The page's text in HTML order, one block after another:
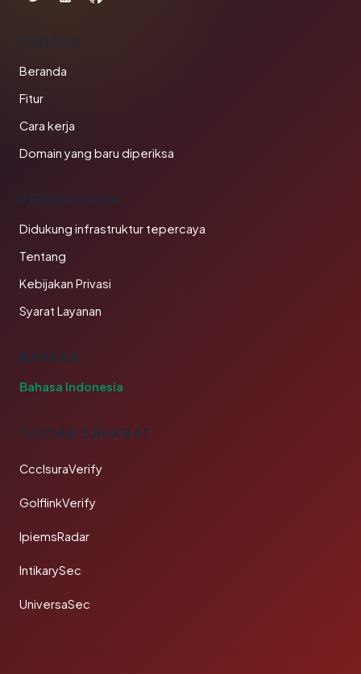
PRODUK
Beranda
Fitur
Cara kerja
Domain yang baru diperiksa
PERUSAHAAN
Didukung infrastruktur tepercaya
Tentang
Kebijakan Privasi
Syarat Layanan
BAHASA
Bahasa Indonesia
TAUTAN SAHABAT
CcclsuraVerify
GolflinkVerify
IpiemsRadar
IntikarySec
UniversaSec